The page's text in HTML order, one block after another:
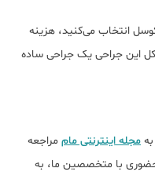
انتخاب می‌کنید، هزینه
این جراحی یک جراحی ساده
مجله اینترنتی مام مراجعه
با متخصصین ما، به